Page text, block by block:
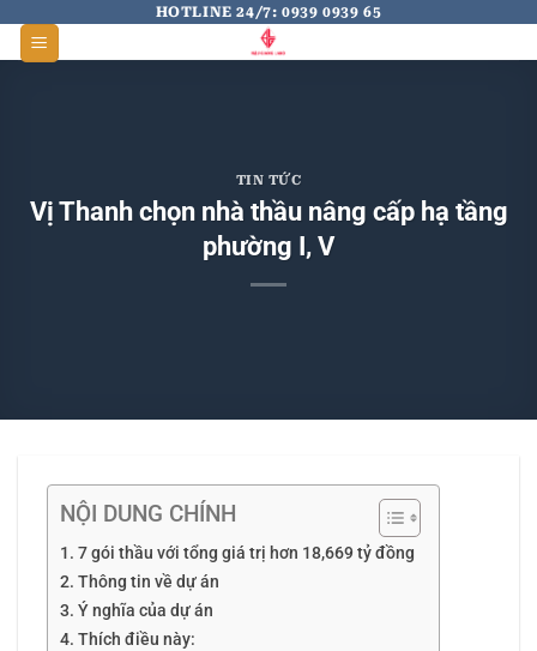
HOTLINE 24/7: 0939 0939 65
TIN TỨC
Vị Thanh chọn nhà thầu nâng cấp hạ tầng
phường I, V
NỘI DUNG CHÍNH
7 gói thầu với tổng giá trị hơn 18,669 tỷ đồng
Thông tin về dự án
Ý nghĩa của dự án
Thích điều này: